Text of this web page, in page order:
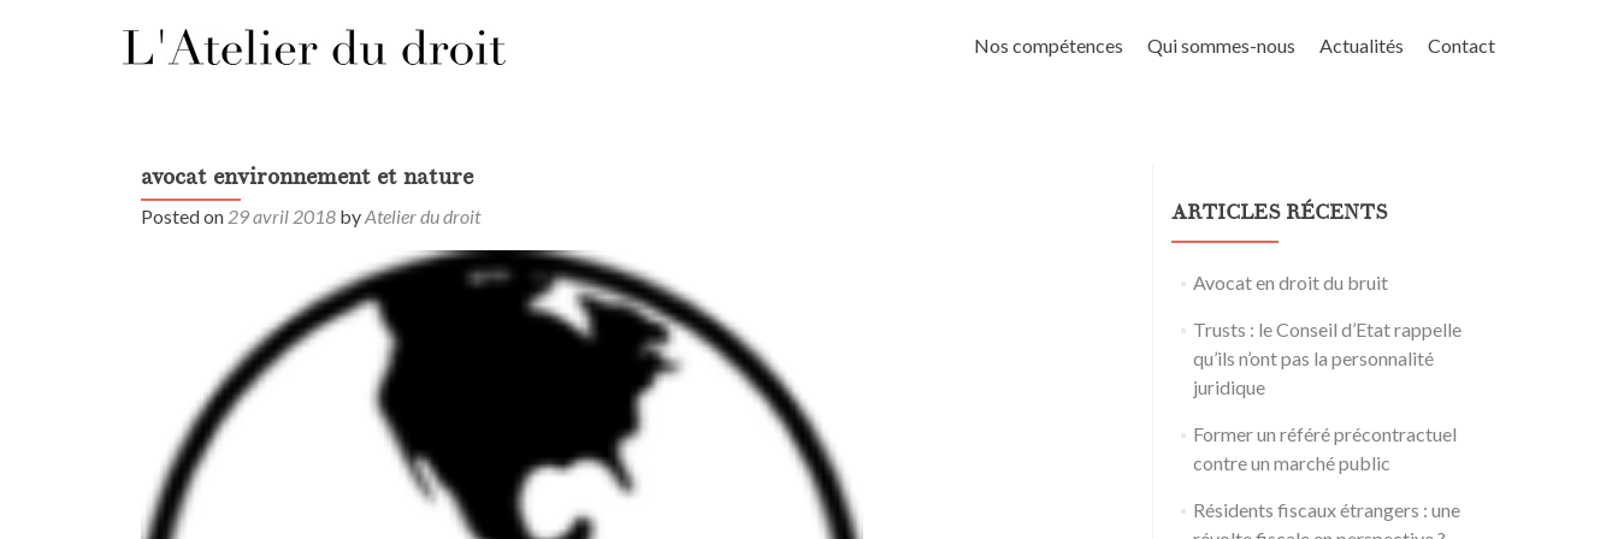
to
Nos compétences Qui sommes-nous Actualités Contact
avocat environnement et nature
Posted on 29 avril 2018 byAtelier du droit ARTICLES RÉCENTS
Avocat en droit du bruit
Trusts : le Conseil d’Etat rappelle
qu’ils n’ont pas la personnalité
juridique
Former un référé précontractuel
contre un marché public
Résidents fiscaux étrangers : une